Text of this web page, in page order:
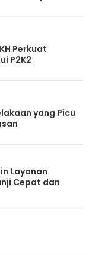
Perkuat
P2K2
yang Picu
Layanan
Cepat dan